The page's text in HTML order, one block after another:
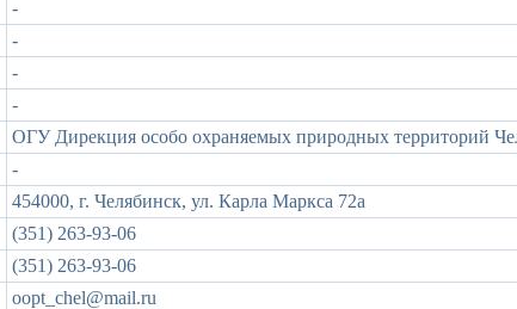
-
-
-
-
ОГУ Дирекция особо охраняемых природных территорий
-
454000, г. Челябинск, ул. Карла Маркса 72а
(351) 263-93-06
(351) 263-93-06
oopt_chel@mail.ru